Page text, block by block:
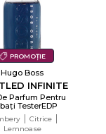
PROMOȚIE
Hugo Boss
INFINITE
Parfum Pentru
TesterEDP
Citrice
Lemnoase